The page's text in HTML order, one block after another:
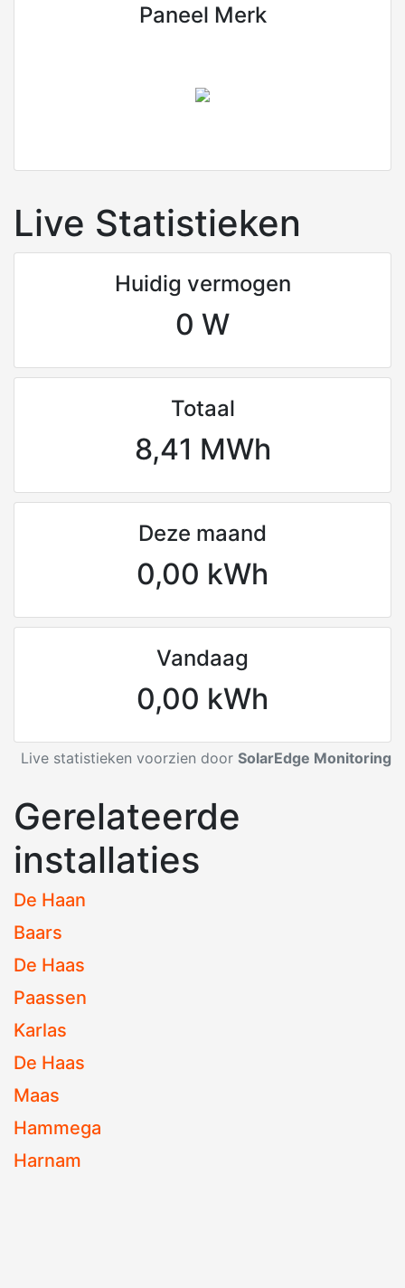
Paneel Merk
Live Statistieken
Huidig vermogen
0 W
Totaal
8,41 MWh
Deze maand
0,00 kWh
Vandaag
0,00 kWh
Live statistieken voorzien door SolarEdge Monitoring
Gerelateerde
installaties
De Haan
Baars
De Haas
Paassen
Karlas
De Haas
Maas
Hammega
Harnam